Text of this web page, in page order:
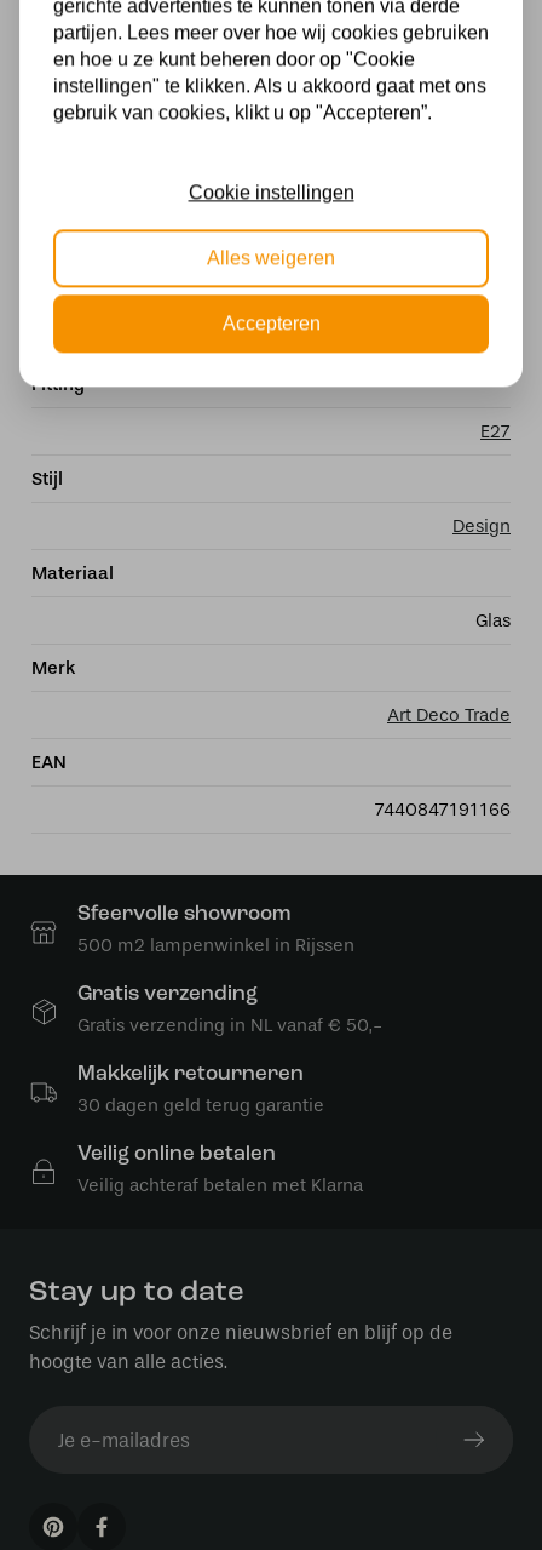
kleurrijke en artistieke schoonheid toe aan elk
interieur. Het is een stijlvolle erfenis die erfgoed en
klasse toevoegt aan uw huis of kantoor.
Exclusief
Kleur
Fitting
E27
Stijl
Design
Materiaal
Glas
Merk
Art Deco Trade
EAN
7440847191166
Sfeervolle showroom
500 m2 lampenwinkel in Rijssen
Gratis verzending
Gratis verzending in NL vanaf € 50,-
Makkelijk retourneren
30 dagen geld terug garantie
Veilig online betalen
Veilig achteraf betalen met Klarna
gerichte advertenties te kunnen tonen via derde
partijen. Lees meer over hoe wij cookies gebruiken
en hoe u ze kunt beheren door op "Cookie
instellingen" te klikken. Als u akkoord gaat met ons
gebruik van cookies, klikt u op "Accepteren”.
Cookie instellingen
Alles weigeren
Accepteren
Stay up to date
Schrijf je in voor onze nieuwsbrief en blijf op de
hoogte van alle acties.